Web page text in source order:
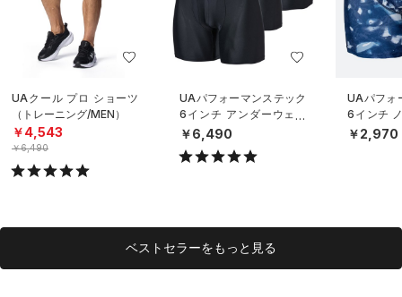
UAクール プロ ショーツ
（トレーニング/MEN）
￥4,543
￥6,490
UAパフォーマンステック
6インチ アンダーウェア
（3枚セット）（トレーニ
ング/MEN）
￥6,490
UAパフォ
6インチ
ダーウェ
グ/MEN）
￥2,970
ベストセラーをもっと見る